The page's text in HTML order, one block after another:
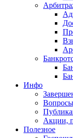
Инфо
Акции,
Полезное